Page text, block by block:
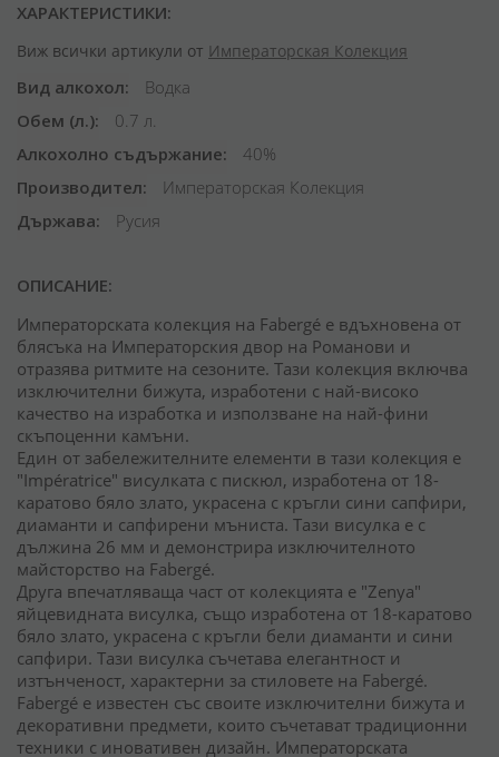
ХАРАКТЕРИСТИКИ:
Виж всички артикули от Императорская Колекция
Вид алкохол
Водка
Обем (л.)
0.7 л.
Алкохолно съдържание
40%
Производител
Императорская Колекция
Държава
Русия
ОПИСАНИЕ:
Императорската колекция на Fabergé е вдъхновена от
блясъка на Императорския двор на Романови и
отразява ритмите на сезоните. Тази колекция включва
изключителни бижута, изработени с най-високо
качество на изработка и използване на най-фини
скъпоценни камъни.
Един от забележителните елементи в тази колекция е
"Impératrice" висулката с пискюл, изработена от 18-
каратово бяло злато, украсена с кръгли сини сапфири,
диаманти и сапфирени мъниста. Тази висулка е с
дължина 26 мм и демонстрира изключителното
майсторство на Fabergé.
Друга впечатляваща част от колекцията е "Zenya"
яйцевидната висулка, също изработена от 18-каратово
бяло злато, украсена с кръгли бели диаманти и сини
сапфири. Тази висулка съчетава елегантност и
изтънченост, характерни за стиловете на Fabergé.
Fabergé е известен със своите изключителни бижута и
декоративни предмети, които съчетават традиционни
техники с иновативен дизайн. Императорската